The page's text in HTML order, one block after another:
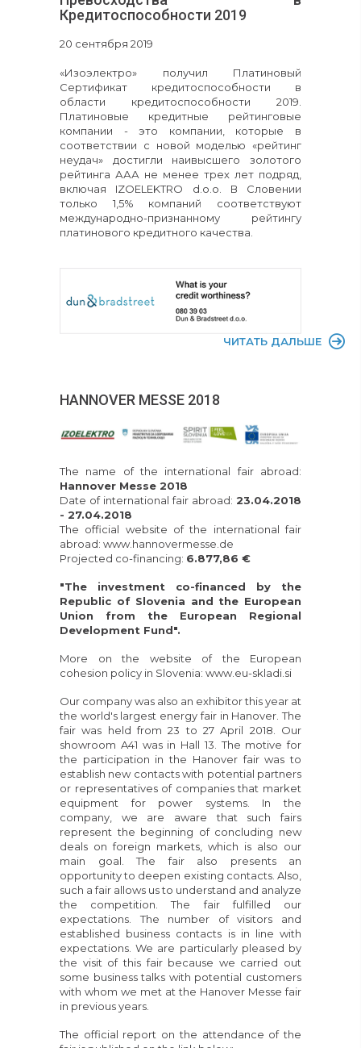
Кредитоспособности 2019
20 сентября 2019
«Изоэлектро» получил Платиновый
Сертификат кредитоспособности в
области кредитоспособности 2019.
Платиновые кредитные рейтинговые
компании - это компании, которые в
соответствии с новой моделью «рейтинг
неудач» достигли наивысшего золотого
рейтинга ААА не менее трех лет подряд,
включая IZOELEKTRO d.o.o. В Словении
только 1,5% компаний соответствуют
международно-признанному рейтингу
платинового кредитного качества.
ЧИТАТЬ ДАЛЬШЕ
HANNOVER MESSE 2018
The name of the international fair abroad:
Hannover Messe 2018
Date of international fair abroad: 23.04.2018
- 27.04.2018
The official website of the international fair
abroad: www.hannovermesse.de
Projected co-financing: 6.877,86 €
"The investment co-financed by the
Republic of Slovenia and the European
Union from the European Regional
Development Fund".
More on the website of the European
cohesion policy in Slovenia: www.eu-skladi.si
Our company was also an exhibitor this year at
the world's largest energy fair in Hanover. The
fair was held from 23 to 27 April 2018. Our
showroom A41 was in Hall 13. The motive for
the participation in the Hanover fair was to
establish new contacts with potential partners
or representatives of companies that market
equipment for power systems. In the
company, we are aware that such fairs
represent the beginning of concluding new
deals on foreign markets, which is also our
main goal. The fair also presents an
opportunity to deepen existing contacts. Also,
such a fair allows us to understand and analyze
the competition. The fair fulfilled our
expectations. The number of visitors and
established business contacts is in line with
expectations. We are particularly pleased by
the visit of this fair because we carried out
some business talks with potential customers
with whom we met at the Hanover Messe fair
in previous years.
The official report on the attendance of the